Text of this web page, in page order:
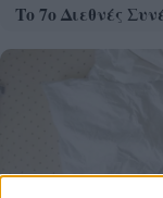
Το 7ο Διεθνές